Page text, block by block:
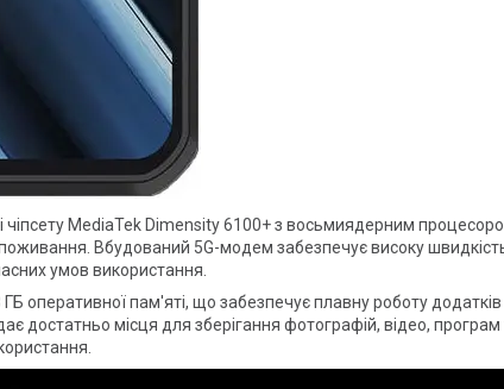
чіпсету MediaTek Dimensity 6100+ з восьмиядерним
Вбудований 5G-модем забезпечує високу
умов використання.
оперативної пам'яті, що забезпечує плавну роботу
достатньо місця для зберігання фотографій, відео,